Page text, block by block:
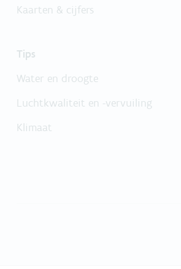
Kaarten & cijfers
Tips
Water en droogte
Luchtkwaliteit en -vervuiling
Klimaat